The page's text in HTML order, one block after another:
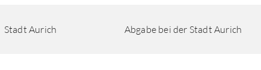
Stadt Aurich Abgabe bei der Stadt Aurich